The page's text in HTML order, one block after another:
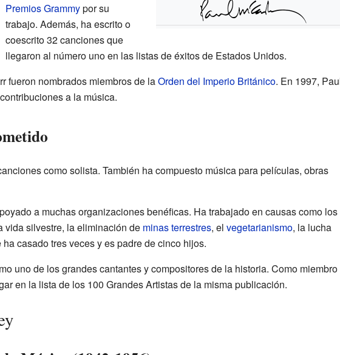
Premios Grammypor su
trabajo. Además, ha escrito o
coescrito 32 canciones que
llegaron al número uno en las listas de éxitos de Estados Unidos.
fueron nombrados miembros de laOrden del Imperio Británico. En 1997,
a la música.
como solista. También ha compuesto música para películas, obras
a muchas organizaciones benéficas. Ha trabajado en causas como los
vida silvestre, la eliminación de minas terrestres, el vegetarianismo, la lucha
casado tres veces y es padre de cinco hijos.
uno de los grandes cantantes y compositores de la historia. Como miembro
en la lista de los 100 Grandes Artistas de la misma publicación.